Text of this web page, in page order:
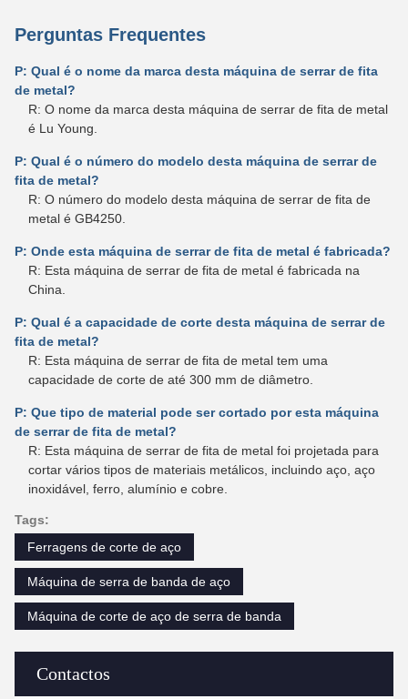
Contactos
Perguntas Frequentes
P: Qual é o nome da marca desta máquina de serrar de fita
de metal?
R: O nome da marca desta máquina de serrar de fita de metal
é Lu Young.
P: Qual é o número do modelo desta máquina de serrar de
fita de metal?
R: O número do modelo desta máquina de serrar de fita de
metal é GB4250.
P: Onde esta máquina de serrar de fita de metal é fabricada?
R: Esta máquina de serrar de fita de metal é fabricada na
China.
P: Qual é a capacidade de corte desta máquina de serrar de
fita de metal?
R: Esta máquina de serrar de fita de metal tem uma
capacidade de corte de até 300 mm de diâmetro.
P: Que tipo de material pode ser cortado por esta máquina
de serrar de fita de metal?
R: Esta máquina de serrar de fita de metal foi projetada para
cortar vários tipos de materiais metálicos, incluindo aço, aço
inoxidável, ferro, alumínio e cobre.
Tags:
Ferragens de corte de aço
Máquina de serra de banda de aço
Máquina de corte de aço de serra de banda